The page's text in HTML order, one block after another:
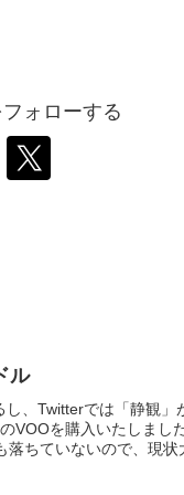
ォローする
ル
、Twitterでは「静観
VOOを購入いたしまし
ちていないので、現状